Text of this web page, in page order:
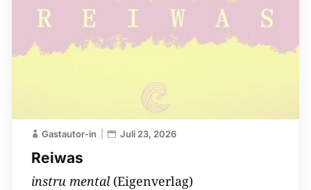
Reiwas
Gastautor-in Juli 23, 2026
instru mental(Eigenverlag)